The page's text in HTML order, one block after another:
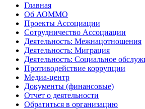
Главная
Об АОММО
Проекты Ассоциации
Сотрудничество Ассоциации
Деятельность: Межнацотношения
Деятельность: Миграция
Деятельность: Социальное
Противодействие коррупции
Медиа-центр
Документы (финансовые)
Отчет о деятельности
Обратиться в организацию